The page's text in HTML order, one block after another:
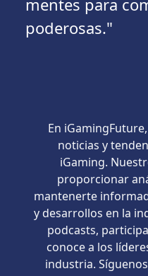
mentes para
poderosas."
En
noticias y
iGaming.
proporcionar
mantenerte
y desarrollos en la
podcasts,
conoce a los
industria.